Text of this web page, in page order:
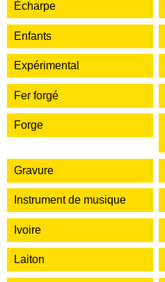
Écharpe
Enfants
Expérimental
Fer forgé
Forge
Gravure
Instrument de musique
Ivoire
Laiton